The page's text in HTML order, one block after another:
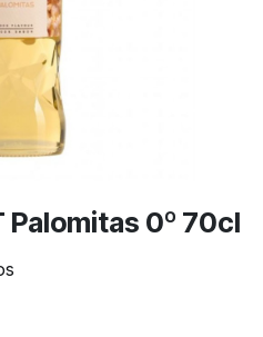
Palomitas 0º 70cl